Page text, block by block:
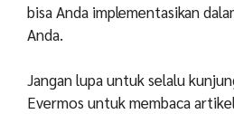
bisa Anda implementasikan
Anda.
Jangan lupa untuk selalu
Evermos untuk membaca